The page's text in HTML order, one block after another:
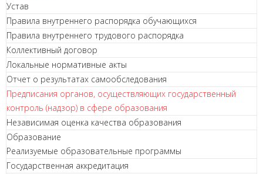
Устав
Правила внутреннего распорядка обучающихся
Правила внутреннего трудового распорядка
Коллективный договор
Локальные нормативные акты
Отчет о результатах самообследования
Предписания органов, осуществляющих государственный
контроль (надзор) в сфере образования
Независимая оценка качества образования
Образование
Реализуемые образовательные программы
Государственная аккредитация